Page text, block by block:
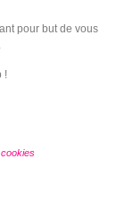
pour but de vous
!